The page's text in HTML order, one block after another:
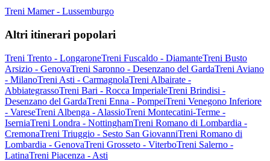
Treni Mamer - Lussemburgo
Altri itinerari popolari
Treni Trento - LongaroneTreni Fuscaldo - DiamanteTreni Busto
Arsizio - GenovaTreni Saronno - Desenzano del GardaTreni Aviano
- MilanoTreni Asti - CarmagnolaTreni Albairate -
AbbiategrassoTreni Bari - Rocca ImperialeTreni Brindisi -
Desenzano del GardaTreni Enna - PompeiTreni Venegono Inferiore
- VareseTreni Albenga - AlassioTreni Montecatini-Terme -
IserniaTreni Londra - NottinghamTreni Romano di Lombardia -
CremonaTreni Triuggio - Sesto San GiovanniTreni Romano di
Lombardia - GenovaTreni Grosseto - ViterboTreni Salerno -
LatinaTreni Piacenza - Asti